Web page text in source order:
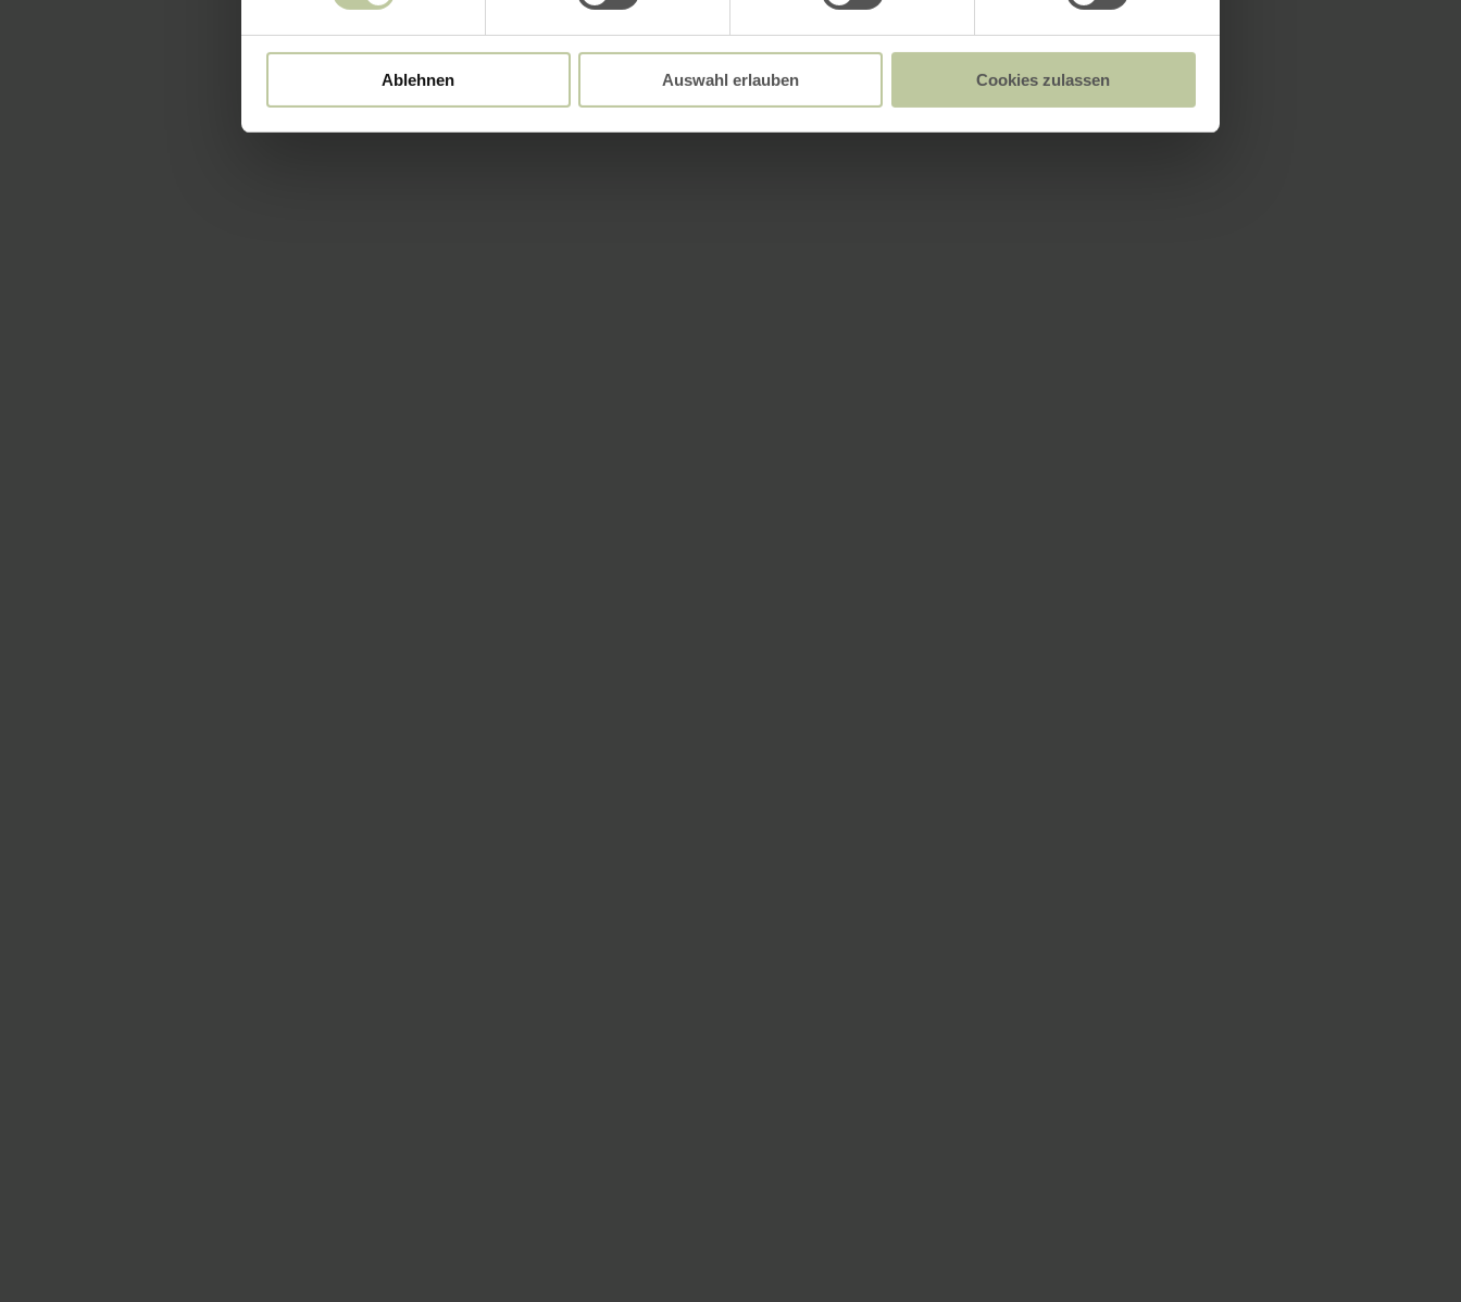
Ablehnen Auswahl erlauben Cookies zulassen